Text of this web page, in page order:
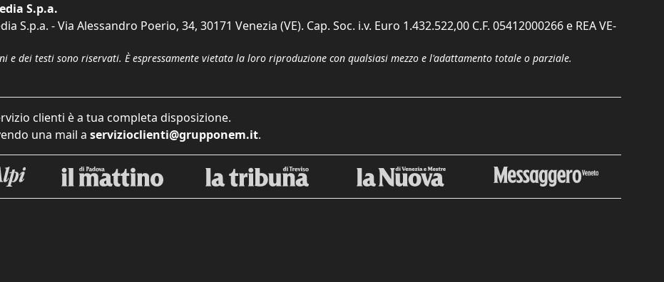
S.p.a.
S.p.a. - Via Alessandro Poerio, 34, 30171 Venezia (VE). Cap. Soc. i.v. Euro 1.432.522,00 C.F. 05412000266 e REA VE-
e dei testi sono riservati. È espressamente vietata la loro riproduzione con qualsiasi mezzo e l'adattamento totale o parziale.
clienti è a tua completa disposizione.
una mail a servizioclienti@grupponem.it.